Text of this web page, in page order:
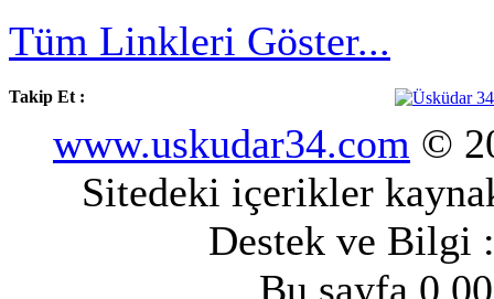
Tüm Linkleri Göster...
Takip Et :
www.uskudar34.com ©
Sitedeki içerikler
Destek ve Bilgi
Bu sayfa